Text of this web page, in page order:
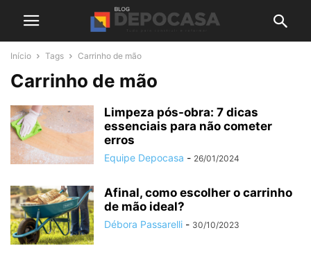
Início Tags Carrinho de mão
Carrinho de mão
Limpeza pós-obra: 7 dicas
essenciais para não cometer
erros
Equipe Depocasa - 26/01/2024
Afinal, como escolher o carrinho
de mão ideal?
Débora Passarelli - 30/10/2023